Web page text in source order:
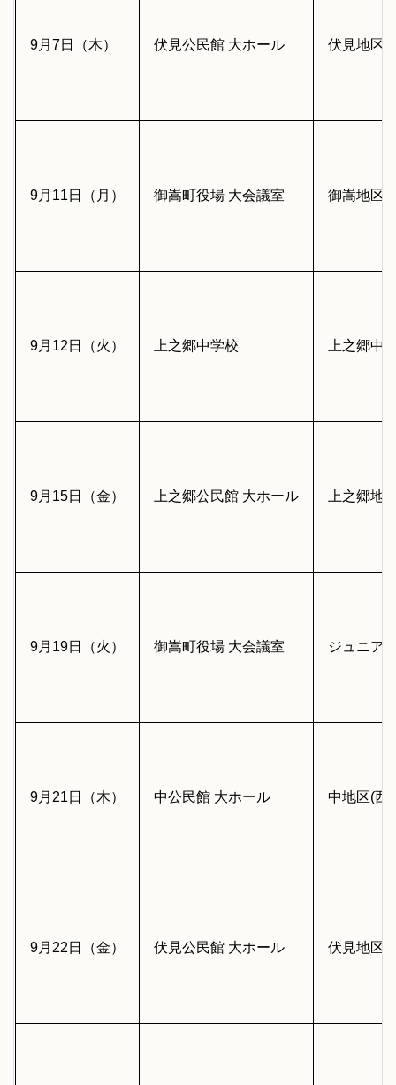
9月7日（木） 伏見公民館 大ホール 伏見地区
9月11日（月） 御嵩町役場 大会議室 御嵩地区(
9月12日（火） 上之郷中学校 上之郷中
9月15日（金） 上之郷公民館 大ホール 上之郷地
9月19日（火） 御嵩町役場 大会議室 ジュニア
9月21日（木） 中公民館 大ホール 中地区(西
9月22日（金） 伏見公民館 大ホール 伏見地区